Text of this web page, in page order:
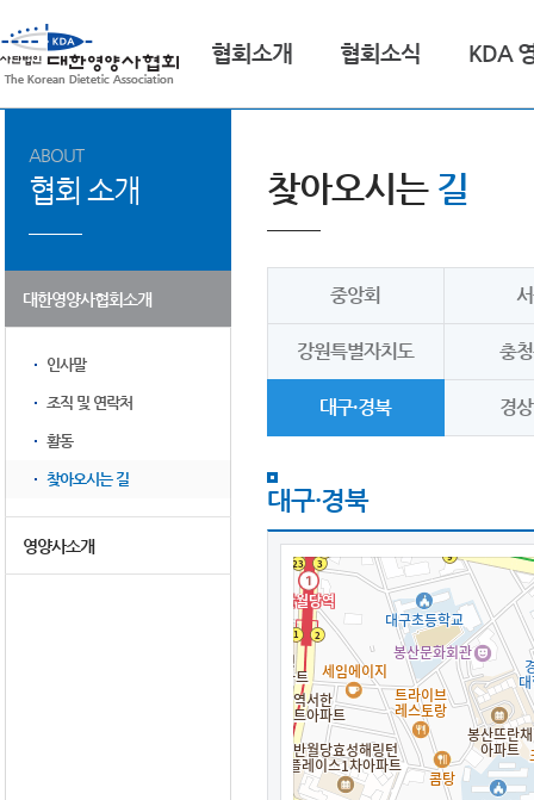
협회소개 협회소식 KDA
ABOUT
협회 소개
대한영양사협회소개
인사말
조직 및 연락처
활동
찾아오시는 길
영양사소개
찾아오시는 길
중앙회
강원특별자치도 충
대구·경북 경
대구·경북